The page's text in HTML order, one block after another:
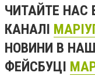
ЧИТАЙТЕ НАС
КАНАЛІ
НОВИНИ В
ФЕЙСБУЦІ